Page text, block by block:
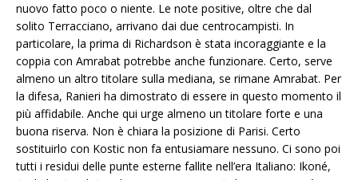
nuovo fatto poco o niente. Le note positive, oltre che dal
solito Terracciano, arrivano dai due centrocampisti. In
particolare, la prima di Richardson è stata incoraggiante e la
coppia con Amrabat potrebbe anche funzionare. Certo, serve
almeno un altro titolare sulla mediana, se rimane Amrabat. Per
la difesa, Ranieri ha dimostrato di essere in questo momento il
più affidabile. Anche qui urge almeno un titolare forte e una
buona riserva. Non è chiara la posizione di Parisi. Certo
sostituirlo con Kostic non fa entusiamare nessuno. Ci sono poi
tutti i residui delle punte esterne fallite nell’era Italiano: Ikoné,